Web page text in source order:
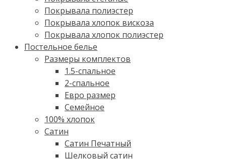
Покрывала полиэстер
Покрывала хлопок вискоза
Покрывала хлопок полиэстер
Постельное белье
Размеры комплектов
1.5-спальное
2-спальное
Евро размер
Семейное
100% хлопок
Cатин
Сатин Печатный
Шелковый сатин